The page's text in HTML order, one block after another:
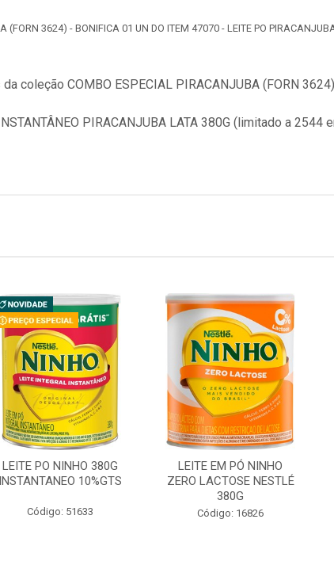
(FORN 3624) - BONIFICA 01 UN DO ITEM 47070 - LEITE PO
da coleçãoCOMBO ESPECIAL PIRACANJUBA (FORN
PIRACANJUBA LATA 380G (limitado a 2544
LEITE PO NINHO 380G
INSTANTANEO 10%GTS
Código: 51633
LEITE EM PÓ NINHO
ZERO LACTOSE NESTLÉ
380G
Código: 16826